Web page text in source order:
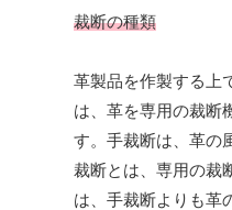
裁断の種類
革製品を作製する上
は、革を専用の裁断
す。手裁断は、革の
裁断とは、専用の裁
は、手裁断よりも革